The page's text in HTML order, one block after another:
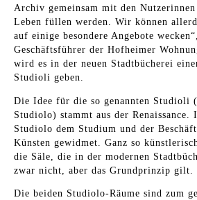
Archiv gemeinsam mit den
Leben füllen werden. Wir können
auf einige besondere Angebote
Geschäftsführer der Hofheimer
wird es in der neuen Stadtbücherei
Studioli geben.
Die Idee für die so genannten Studioli
Studiolo) stammt aus der
Studiolo dem Studium und der
Künsten gewidmet. Ganz so
die Säle, die in der modernen
zwar nicht, aber das Grundprinzip gilt.
Die beiden Studiolo-Räume sind zum